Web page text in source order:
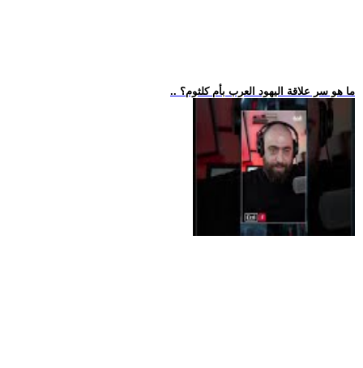
.. ما هو سر علاقة اليهود العرب بأم كلثوم؟